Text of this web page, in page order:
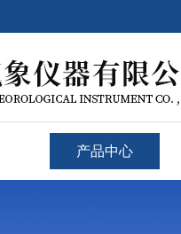
产品中心